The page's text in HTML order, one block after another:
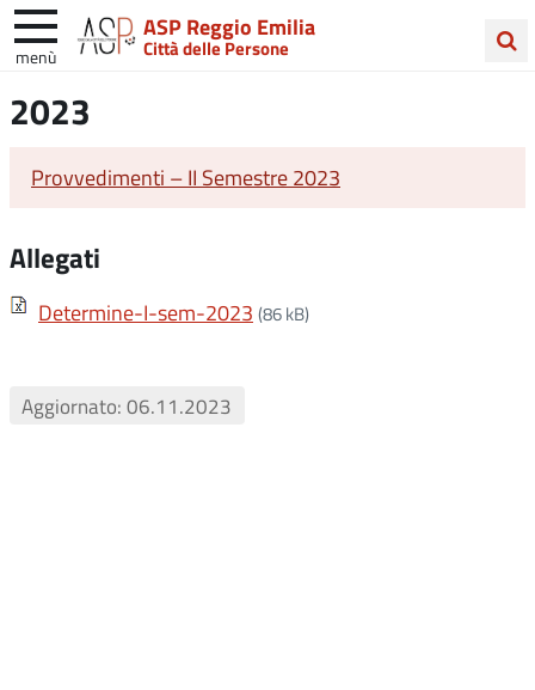
ASP Reggio Emilia
Città delle Persone
menù
nel2023
Provvedimenti – II Semestre 2023
Allegati
Determine-I-sem-2023 (86 kB)
Aggiornato: 06.11.2023